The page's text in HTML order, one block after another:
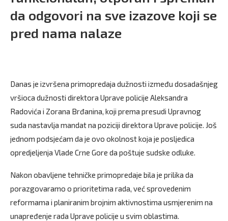
da odgovori na sve izazove koji se
pred nama nalaze
Danas je izvršena primopredaja dužnosti između dosadašnjeg
vršioca dužnosti direktora Uprave policije Aleksandra
Radovića i Zorana Brđanina, koji prema presudi Upravnog
suda nastavlja mandat na poziciji direktora Uprave policije. Još
jednom podsjećam da je ovo okolnost koja je posljedica
opredjeljenja Vlade Crne Gore da poštuje sudske odluke.
Nakon obavljene tehničke primopredaje bila je prilika da
porazgovaramo o prioritetima rada, već sprovedenim
reformama i planiranim brojnim aktivnostima usmjerenim na
unapređenje rada Uprave policije u svim oblastima.